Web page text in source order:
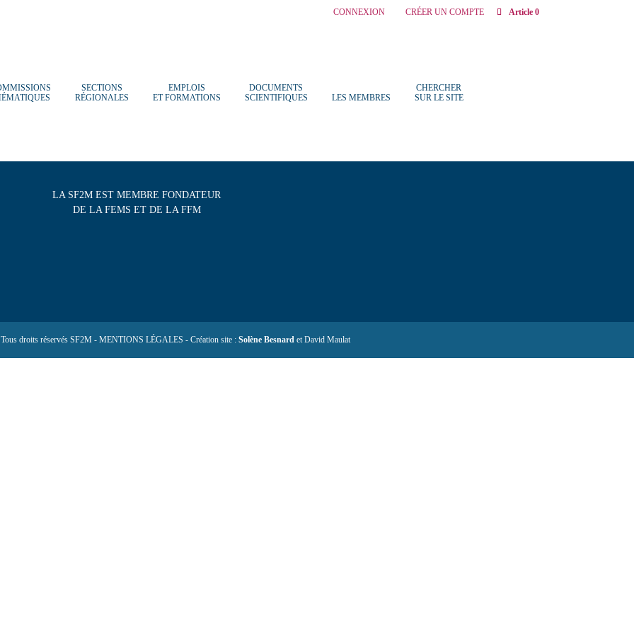
CONNEXION CRÉER UN COMPTE Article 0
SECTIONS
RÉGIONALES
EMPLOIS
ET FORMATIONS
DOCUMENTS
SCIENTIFIQUES
LES MEMBRES
CHERCHER
SUR LE SITE
LA SF2M EST MEMBRE FONDATEUR
DE LA FEMS ET DE LA FFM
droits réservés SF2M - MENTIONS LÉGALES - Création site : Solène Besnard et David Maulat